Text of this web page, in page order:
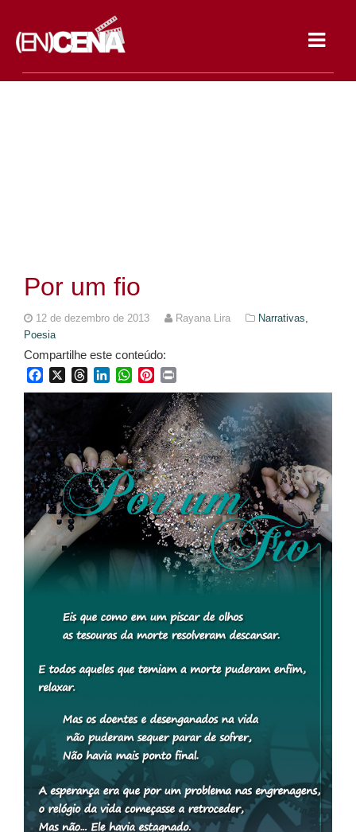
Por um fio
12 de dezembro de 2013 Rayana Lira
Narrativas,
Poesia
Compartilhe este conteúdo:
FacebookThreadsLinkedInWhatsApp
Pinterest